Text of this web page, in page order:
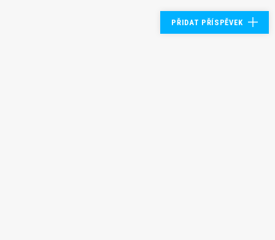
PŘIDAT PŘÍSPĚVEK